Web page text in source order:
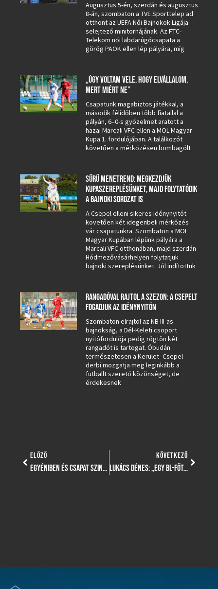
Augusztus 5-én, szerdán és augusztus
8-án, szombaton a TVE Sporttelep ad
otthont az UEFA Női Bajnokok Ligája
selejtező minitornájának. Az FTC-
Telekom női labdarúgócsapata a
görög PAOK ellen lép pályára, míg
„ÚGY VOLTAM VELE, HOGY ELVÁLLALOM,
MERT MIÉRT NE”
Csapatunk magabiztos játékkal, a
második félidőben több fiatallal a
pályán, 6–0-s győzelmet aratott a
hazai Marcali VFC ellen a MOL Magyar
Kupa 1. fordulójában. A találkozót
követően a mérkőzésen bombagólt
SŰRŰ MENETREND: MEGKEZDJÜK
KUPASZEREPLÉSÜNKET, MAJD FOLYTATÓDIK
A BAJNOKI SOROZAT IS
A Csepel elleni sikeres idénynyitót
követően két idegenbeli mérkőzés
vár csapatunkra. Szombaton a MOL
Magyar Kupában lépünk pályára a
Marcali VFC otthonában, majd szerdán
Hódmezővásárhelyen folytatjuk
bajnoki szereplésünket. Jól indítottuk
RANGADÓVAL RAJTOL A SZEZON: A CSEPELT
FOGADJUK AZ IDÉNYNYITÓN
Szombaton elrajtol az NB III-as
bajnokság, a Dél-Keleti csoport
nyitófordulója pedig rögtön két
rangadót is tartogat. Óbudán
természetesen a Kerület–Csepel
derbi mozgatja meg leginkább a
futballt szerető közönséget, de
érdekesnek
ELŐZŐ
EGYÉNIBEN ÉS CSAPAT SZINTEN IS REMEKELTEK FIATAL ATLÉTÁINK AZ ÖSSZETETT MAGYAR BAJNOKSÁGON
KÖVETKEZŐ
LUKÁCS DÉNES: „EGY BL-FŐTÁBLÁS CSAPATTÓL KAPTUNK KI EGYETLEN GÓLLAL”